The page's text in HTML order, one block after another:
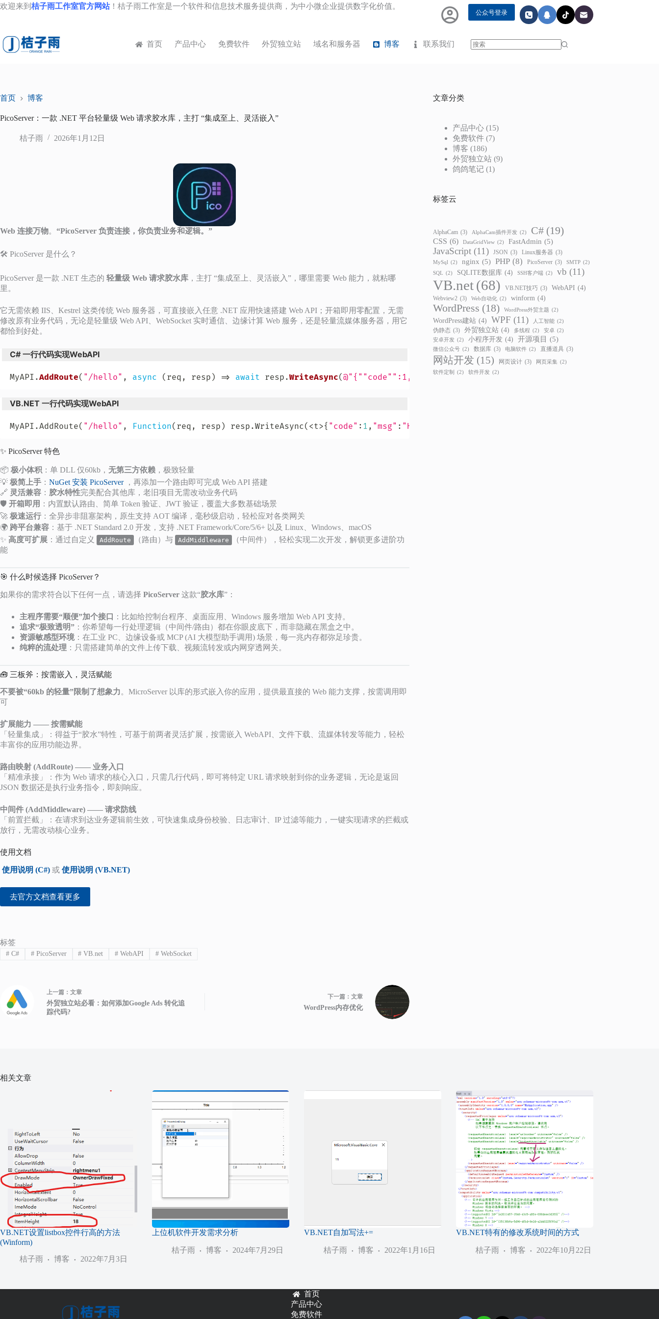
跳
容
欢迎来到 桔子雨工作室官方网站！桔子雨工作室是一个软件和信息技术服务提供商，为中小微企业提供数字化价值。
公众号登录
首页 产品中心 免费软件 外贸独立站 域名和服务器 博客
联系我们
首页 博客
PicoServer：一款 .NET 平台轻量级 Web 请求胶水库，主打 “集成至上、灵活嵌入”
桔子雨 2026年1月12日
Web 连接万物。 “PicoServer 负责连接，你负责业务和逻辑。”
🛠️ PicoServer 是什么？
PicoServer 是一款 .NET 生态的 轻量级 Web 请求胶水库 ，主打 “集成至上、灵活嵌入”，哪里需要 Web 能力，就粘哪
里。
它无需依赖 IIS、Kestrel 这类传统 Web 服务器，可直接嵌入任意 .NET 应用快速搭建 Web API；开箱即用零配置，无需
修改原有业务代码，无论是轻量级 Web API、WebSocket 实时通信、边缘计算 Web 服务，还是轻量流媒体服务器，用它
都恰到好处。
C# 一行代码实现WebAPI
MyAPI .AddRoute( "/hello" , async ( req , resp ) => await resp .WriteAsync( @"{""code"":1,""msg"":""Hello PicoServer WebAPI""}"
VB.NET 一行代码实现WebAPI
MyAPI .AddRoute( "/hello" , Function( req , resp ) resp .WriteAsync( <t>{ "code" : 1 , "msg" : "Hello PicoServer WebAPI"
✨ PicoServer 特色
📦 极小体积 ：单 DLL 仅60kb， 无第三方依赖 ，极致轻量
💡 极简上手 ： NuGet 安装 PicoServer，再添加一个路由即可完成 Web API 搭建
🔗 灵活兼容 ： 胶水特性完美配合其他库，老旧项目无需改动业务代码
🛡️ 开箱即用 ：内置默认路由、简单 Token 验证、JWT 验证，覆盖大多数基础场景
🚀 极速运行 ：全异步非阻塞架构，原生支持 AOT 编译，毫秒级启动，轻松应对各类网关
🌍 跨平台兼容 ：基于 .NET Standard 2.0 开发，支持 .NET Framework/Core/5/6+ 以及 Linux、Windows、macOS
✨ 高度可扩展 ：通过自定义 AddRoute （路由）与 AddMiddleware
（中间件），轻松实现二次开发，解锁更多进阶功
能
🎯 什么时候选择 PicoServer？
如果你的需求符合以下任何一点，请选择 PicoServer 这款“胶水库”：
主程序需要“顺便”加个接口
：比如给控制台程序、桌面应用、Windows 服务增加 Web API 支持。
追求“极致透明” ：你希望每一行处理逻辑（中间件/路由）都在你眼皮底下，而非隐藏在黑盒之中。
资源敏感型环境：在工业 PC、边缘设备或 MCP (AI 大模型助手调用) 场景，每一兆内存都弥足珍贵。
纯粹的流处理 ：只需搭建简单的文件上传下载、视频流转发或内网穿透网关。
🧰 三板斧：按需嵌入，灵活赋能
不要被“60kb 的轻量”限制了想象力。MicroServer 以库的形式嵌入你的应用，提供最直接的 Web 能力支撑，按需调用即
可
扩展能力 —— 按需赋能
「轻量集成」：得益于“胶水”特性，可基于前两者灵活扩展，按需嵌入 WebAPI、文件下载、流媒体转发等能力，轻松
丰富你的应用功能边界。
路由映射 (AddRoute) —— 业务入口
「精准承接」：作为 Web 请求的核心入口，只需几行代码，即可将特定 URL 请求映射到你的业务逻辑，无论是返回
JSON 数据还是执行业务指令，即刻响应。
中间件 (AddMiddleware) —— 请求防线
「前置拦截」：在请求到达业务逻辑前生效，可快速集成身份校验、日志审计、IP 过滤等能力，一键实现请求的拦截或
放行，无需改动核心业务。
使用文档
使用说明 (C#) 或 使用说明 (VB.NET)
去官方文档查看更多
标签
#C# #PicoServer # VB.net # WebAPI # WebSocket
上一篇： 文章
外贸独立站必看：如何添加Google Ads 转化追
踪代码?
下一篇： 文章
WordPress内存优化
文章分类
产品中心 (15)
免费软件 (7)
博客 (186)
外贸独立站 (9)
鸽鸽笔记 (1)
标签云
AlphaCam (3) AlphaCam插件开发 (2) C# (19)
CSS (6) DataGridView (2) FastAdmin (5)
JavaScript (11) JSON (3) Linux服务器 (3)
MySql (2) nginx (5) PHP (8) PicoServer (3) SMTP (2)
SQL (2) SQLITE数据库 (4) SSH客户端 (2) vb (11)
VB.net(68) VB.NET技巧 (3) WebAPI (4)
Webview2 (3) Web自动化 (2) winform (4)
WordPress (18) WordPress外贸主题 (2)
WordPress建站 (4) WPF (11) 人工智能 (2)
伪静态 (3) 外贸独立站 (4) 多线程 (2) 安卓 (2)
安卓开发 (2) 小程序开发 (4) 开源项目 (5)
微信公众号 (2) 数据库 (3) 电脑软件 (2) 直播道具 (3)
网站开发 (15) 网页设计 (3) 网页采集 (2)
软件定制
(2) 软件开发 (2)
相关文章
VB.NET设置listbox控件行高的方法
(Winform)
桔子雨
博客 2022年7月3日
上位机软件开发需求分析
桔子雨 博客 2024年7月29日
VB.NET自加写法+=
桔子雨 博客 2022年1月16日
VB.NET特有的修改系统时间的方式
桔子雨 博客 2022年10月22日
首页
产品中心
免费软件